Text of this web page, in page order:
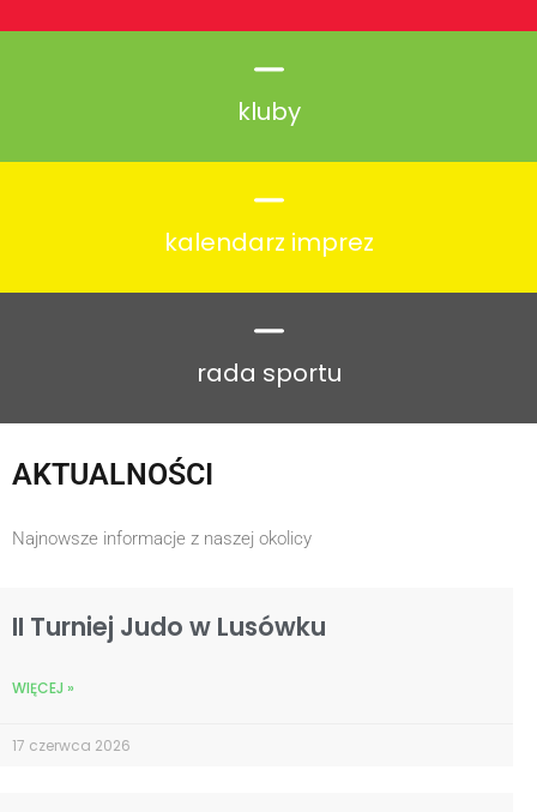
kluby
kalendarz imprez
rada sportu
AKTUALNOŚCI
Najnowsze informacje z naszej okolicy
II Turniej Judo w Lusówku
WIĘCEJ »
17 czerwca 2026